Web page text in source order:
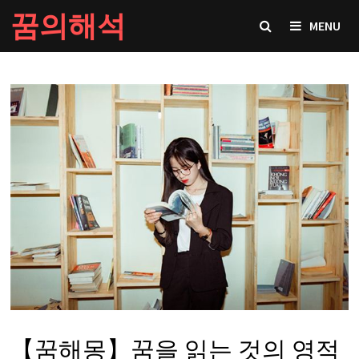
Skip
to
content
꿈의해석 MENU
【꿈해몽】꿈을 읽는 것의 영적